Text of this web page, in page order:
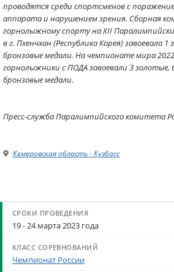
проводятся среди спортсменов с
аппарата и нарушением зрения. Сборная
горнолыжному спорту на XII
в г. Пхенчхан (Республика Корея) завоевала
бронзовые медали. На чемпионате мира
горнолыжники с ПОДА завоевали 3 золотые,
бронзовые медали.
Пресс-служба Паралимпийского комитета
Кемеровская область - Кузбасс
19 - 24 марта 2023 года
Чемпионат России